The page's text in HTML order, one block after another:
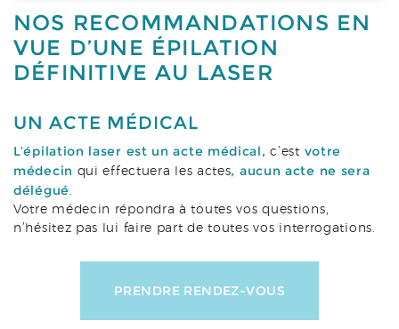
NOS RECOMMANDATIONS EN
VUE D’UNE ÉPILATION
DÉFINITIVE AU LASER
UN ACTE MÉDICAL
L’épilation laser est un acte médical,c’est votre
médecin qui effectuera les actes, aucun acte ne sera
délégué.
Votre médecin répondra à toutes vos questions,
n’hésitez pas lui faire part de toutes vos interrogations.
PRENDRE RENDEZ-VOUS